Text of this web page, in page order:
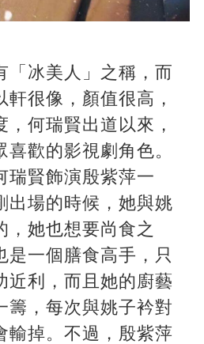
「冰美人」之稱，而
軒很像，顏值很高，
何瑞賢出道以來，
歡的影視劇角色。
瑞賢飾演殷紫萍一
出場的時候，她與姚
，她也想要尚食之
是一個膳食高手，只
近利，而且她的廚藝
籌，每次與姚子衿對
輸掉。不過，殷紫萍